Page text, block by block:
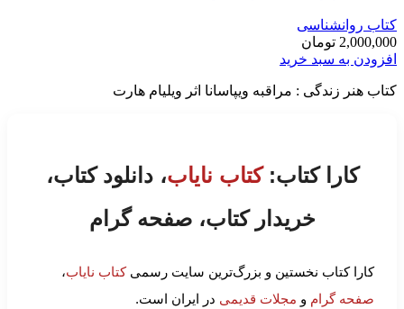
کتاب روانشناسی
2,000,000 تومان
افزودن به سبد خرید
کتاب هنر زندگی : مراقبه ویپاسانا اثر ويليام هارت
کارا کتاب:کتاب نایاب، دانلود کتاب،
خریدار کتاب، صفحه گرام
کارا کتاب نخستین و بزرگ‌ترین سایت رسمیکتاب نایاب،
صفحه گرام و مجلات قدیمی در ایران است.